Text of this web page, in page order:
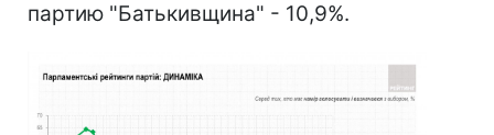
партию "Батькивщина" - 10,9%.